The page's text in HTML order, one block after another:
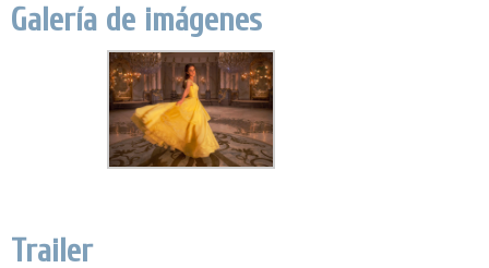
Galería de imágenes
Trailer